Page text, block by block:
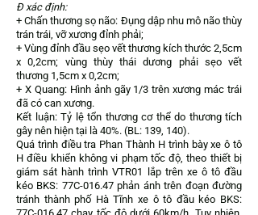
Đ xác định:
+ Chấn thương sọ não: Đụng dập nhu mô não thùy
trán trái, vỡ xương đỉnh phải;
+ Vùng đỉnh đầu sẹo vết thương kích thước 2,5cm
x 0,2cm; vùng thùy thái dương phải sẹo vết
thương 1,5cm x 0,2cm;
+ X Quang: Hình ảnh gãy 1/3 trên xương mác trái
đã có can xương.
Kết luận: Tỷ lệ tổn thương cơ thể do thương tích
gây nên hiện tại là 40%. (BL: 139, 140).
Quá trình điều tra Phan Thành H trình bày xe ô tô
H điều khiển không vi phạm tốc độ, theo thiết bị
giám sát hành trình VTR01 lắp trên xe ô tô đầu
kéo BKS: 77C-016.47 phản ánh trên đoạn đường
tránh thành phố Hà Tĩnh xe ô tô đầu kéo BKS: